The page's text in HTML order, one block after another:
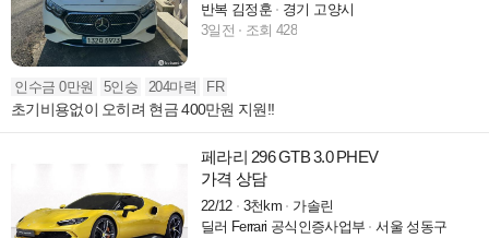
반복 김정훈
경기 고양시
3일전
조회 428
인수금 0만원 5인승 204마력 FR
초기비용없이 오히려 현금 400만원 지원!!
페라리 296 GTB 3.0 PHEV
가격 상담
22/12 3천km
가솔린
딜러 Ferrari 공식인증사업부
서울 성동구